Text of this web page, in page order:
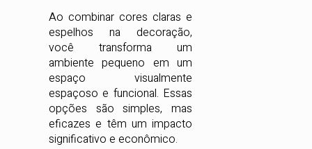
Ao combinar cores claras e
espelhos na decoração,
você transforma um
ambiente pequeno em um
espaço visualmente
espaçoso e funcional. Essas
opções são simples, mas
eficazes e têm um impacto
significativo e econômico.